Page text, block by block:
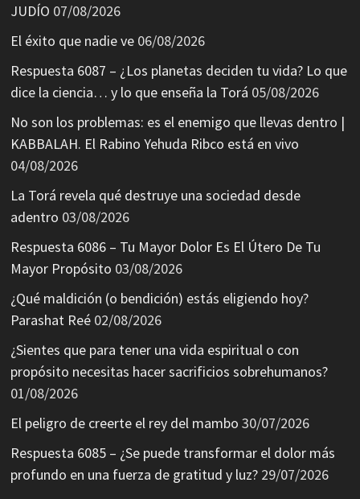
JUDÍO 07/08/2026
El éxito que nadie ve 06/08/2026
Respuesta 6087 – ¿Los planetas deciden tu vida? Lo que
dice la ciencia… y lo que enseña la Torá 05/08/2026
No son los problemas: es el enemigo que llevas dentro |
KABBALAH. El Rabino Yehuda Ribco está en vivo
04/08/2026
La Torá revela qué destruye una sociedad desde
adentro 03/08/2026
Respuesta 6086 – Tu Mayor Dolor Es El Útero De Tu
Mayor Propósito 03/08/2026
¿Qué maldición (o bendición) estás eligiendo hoy?
Parashat Reé 02/08/2026
¿Sientes que para tener una vida espiritual o con
propósito necesitas hacer sacrificios sobrehumanos?
01/08/2026
El peligro de creerte el rey del mambo 30/07/2026
Respuesta 6085 – ¿Se puede transformar el dolor más
profundo en una fuerza de gratitud y luz? 29/07/2026